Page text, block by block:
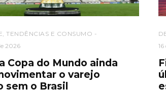
,TENDÊNCIAS E CONSUMO
2026
Copa do Mundo ainda
o varejo
sem o Brasil